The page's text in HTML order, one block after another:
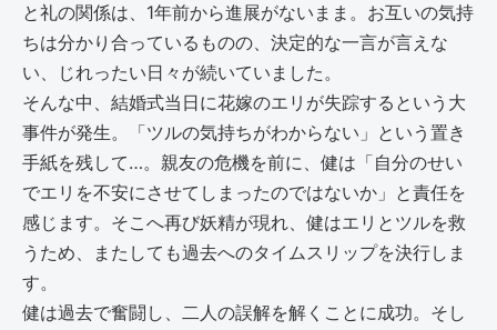
と礼の関係は、1年前から進展がないまま。お互いの気持
ちは分かり合っているものの、決定的な一言が言えな
い、じれったい日々が続いていました。
そんな中、結婚式当日に花嫁のエリが失踪するという大
事件が発生。「ツルの気持ちがわからない」という置き
手紙を残して…。親友の危機を前に、健は「自分のせい
でエリを不安にさせてしまったのではないか」と責任を
感じます。そこへ再び妖精が現れ、健はエリとツルを救
うため、またしても過去へのタイムスリップを決行しま
す。
健は過去で奮闘し、二人の誤解を解くことに成功。そし